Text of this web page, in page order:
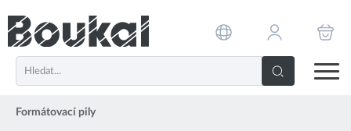
Formátovací pily